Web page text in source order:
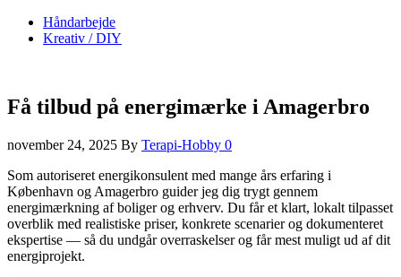
Håndarbejde
Kreativ / DIY
Få tilbud på energimærke i Amagerbro
november 24, 2025 By Terapi-Hobby 0
Som autoriseret energikonsulent med mange års erfaring i
København og Amagerbro guider jeg dig trygt gennem
energimærkning af boliger og erhverv. Du får et klart, lokalt tilpasset
overblik med realistiske priser, konkrete scenarier og dokumenteret
ekspertise — så du undgår overraskelser og får mest muligt ud af dit
energiprojekt.